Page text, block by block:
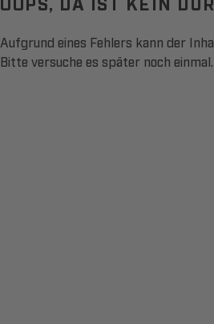
Aufgrund eines Fehlers kann der
Bitte versuche es später noch einmal.